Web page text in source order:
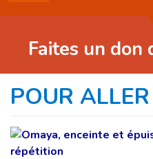
Faites un don
POUR ALLER